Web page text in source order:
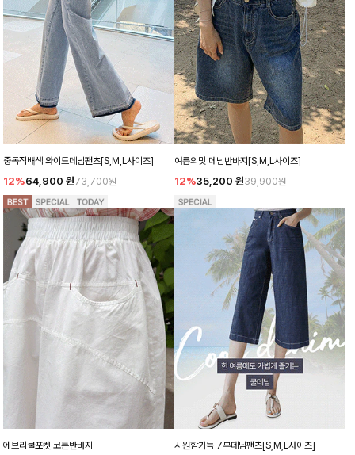
중독적배색 와이드데님팬츠[S,M,L사이즈]
12%64,900 원73,700원
여름의맛 데님반바지[S,M,L사이즈]
12%35,200 원39,900원
에브리쿨포켓 코튼반바지 시원함가득 7부데님팬츠[S,M,L사이즈]